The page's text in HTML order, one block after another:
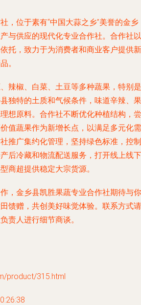
，位于素有“中国大蒜之乡”美誉的金乡
与供应的现代化专业合作社。合作社以
托，致力于为消费者和商业客户提供新
。
辣椒、白菜、土豆等多种蔬果，特别是
独特的土质和气候条件，味道辛辣、果
想原料。合作社不断优化种植结构，尝
值蔬果作为新增长点，以满足多元化需
推广集约化管理，坚持绿色标准，控制
后冷藏和物流配送服务，打开线上线下
商超提供稳定大宗货源。
，金乡县凯胜果蔬专业合作社期待与你
馈赠，共创美好味觉体验。联系方式请
责人进行细节商谈。
product/315.html